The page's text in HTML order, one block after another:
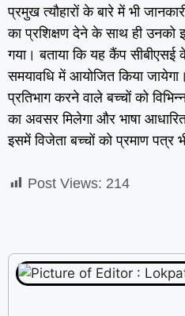
प्रमुख त्यौहारों के बारे में भी
का प्रशिक्षण देने के साथ ही उनको
गया। बताया कि यह कैंप
समयावधि में आयोजित किया
प्रतिभाग करने वाले बच्चों को
का अवसर मिलेगा और भाषा
इसमें विजेता बच्चों को प्रमाण पत्र
Post Views: 214